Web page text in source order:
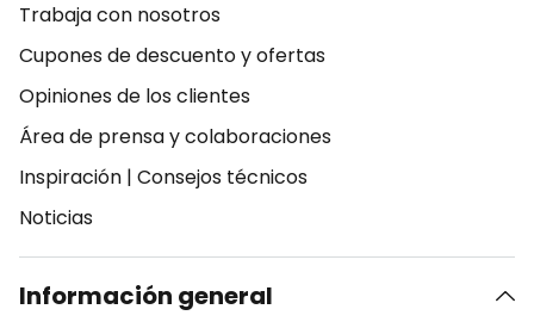
Trabaja con nosotros
Cupones de descuento y ofertas
Opiniones de los clientes
Área de prensa y colaboraciones
Inspiración | Consejos técnicos
Noticias
Información general